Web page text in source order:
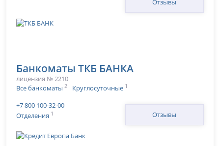
Отзывы
Банкоматы ТКБ БАНКА
лицензия № 2210
Все банкоматы 2 Круглосуточные 1
+7 800 100-32-00
Отделения 1 Отзывы